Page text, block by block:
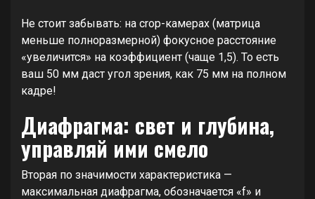
Не стоит забывать: на crop-камерах (матрица
меньше полноразмерной) фокусное расстояние
«увеличится» на коэффициент (чаще 1,5). То есть
ваш 50 мм даст угол зрения, как 75 мм на полном
кадре!
Диафрагма: свет и глубина,
управляй ими смело
Вторая по значимости характеристика —
максимальная диафрагма, обозначается «f» и